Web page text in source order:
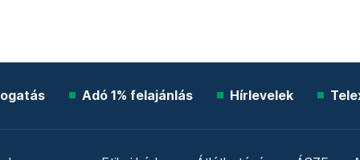
Adó 1% felajánlás Hírlevelek